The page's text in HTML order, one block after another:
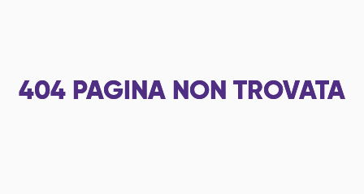
404 PAGINA NON TROVATA